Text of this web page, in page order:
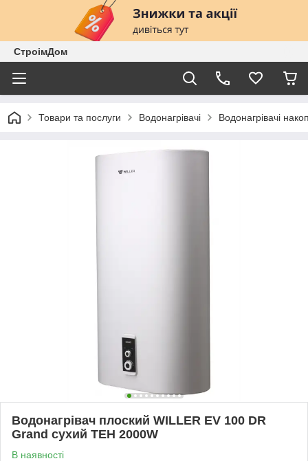
СтроімДом
Товари та послуги Водонагрівачі Водонагрівачі
Водонагрівач плоский WILLER EV 100 DR
Grand сухий ТЕН 2000W
В наявності